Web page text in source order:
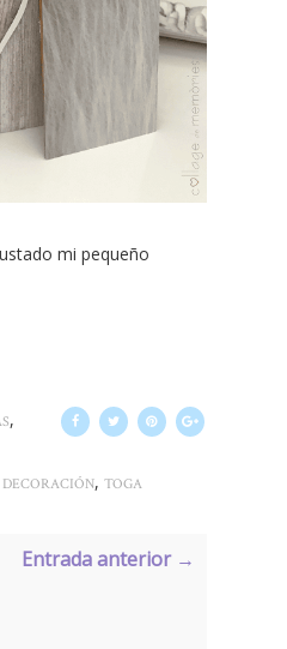
mi pequeño
,
DECORACIÓN, TOGA
Entrada anterior →